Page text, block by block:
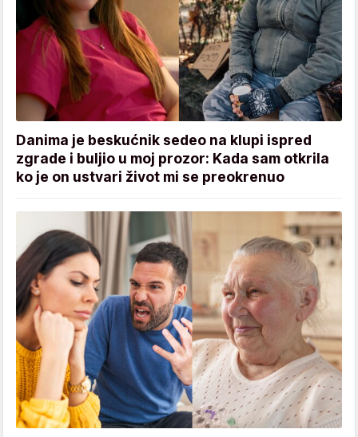
Danima je beskućnik sedeo na klupi ispred
zgrade i buljio u moj prozor: Kada sam otkrila
ko je on ustvari život mi se preokrenuo